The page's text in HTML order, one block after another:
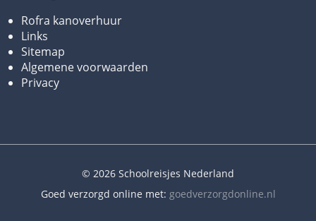
Rofra kanoverhuur
Links
Sitemap
Algemene voorwaarden
Privacy
© 2026 Schoolreisjes Nederland
Goed verzorgd online met: goedverzorgdonline.nl